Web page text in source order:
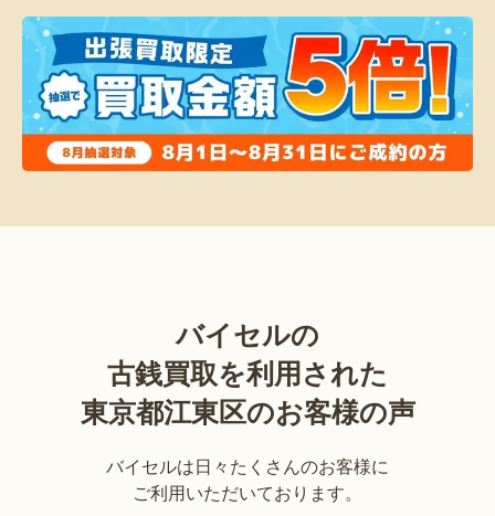
バイセルの
古銭買取を利用された
東京都江東区のお客様の声
バイセルは日々たくさんのお客様に
ご利用いただいております。